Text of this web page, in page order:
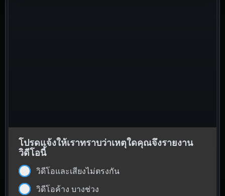
โปรดแจ้งให้เราทราบว่าเหตุใดคุณจึงรายงาน
วิดีโอนี้
วิดีโอและเสียงไม่ตรงกัน
วิดีโอค้าง บางช่วง